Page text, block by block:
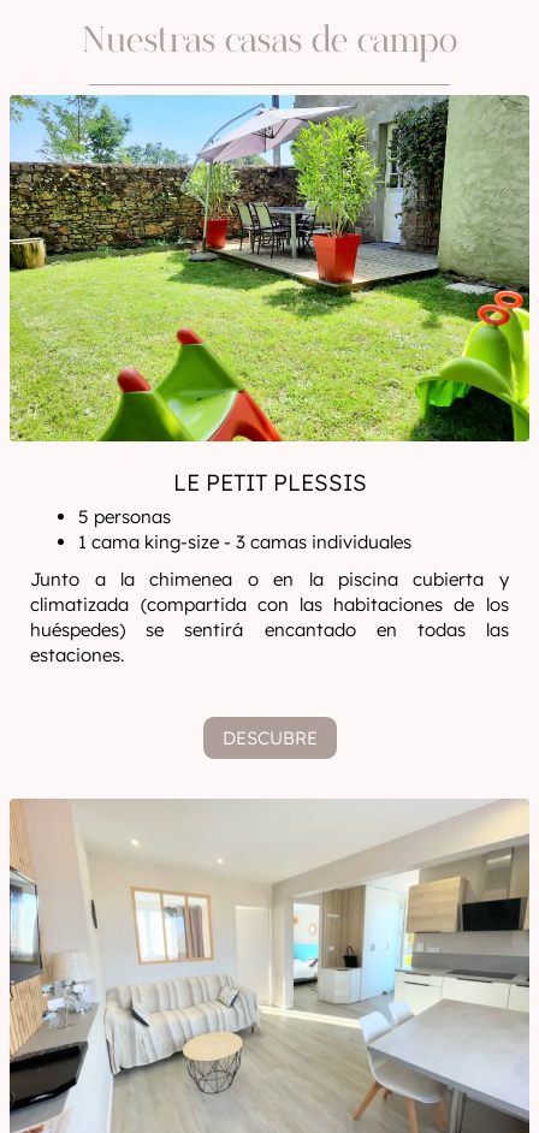
DECEMBER JANUARY
Nuestras casas de campo
LE PETIT PLESSIS
5 personas
1 cama king-size - 3 camas individuales
Junto a la chimenea o en la piscina cubierta y
climatizada (compartida con las habitaciones de los
huéspedes) se sentirá encantado en todas las
estaciones.
DESCUBRE